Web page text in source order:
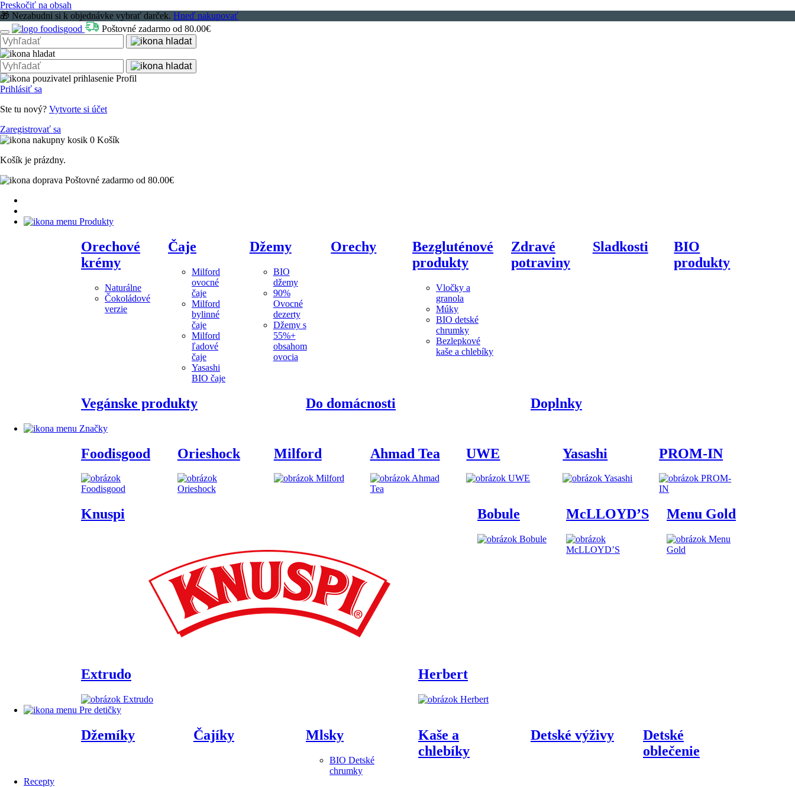
Preskočiť na obsah
🎁 Nezabudni si k objednávke vybrať darček. Hneď nakupovať
Poštovné zadarmo od 80.00€
Profil
Prihlásiť sa
Ste tu nový? Vytvorte si účet
Zaregistrovať sa
0 Košík
Košík je prázdny.
Poštovné zadarmo od 80.00€
Produkty
Orechové
krémy
Naturálne
Čokoládové
verzie
Čaje
Milford
ovocné
čaje
Milford
bylinné
čaje
Milford
ľadové
čaje
Yasashi
BIO čaje
Džemy
BIO
džemy
90%
Ovocné
dezerty
Džemy s
55%+
obsahom
ovocia
Orechy
Bezgluténové
produkty
Vločky a
granola
Múky
BIO detské
chrumky
Bezlepkové
kaše a chlebíky
Zdravé
potraviny
Sladkosti
BIO
produkty
Vegánske produkty Do domácnosti Doplnky
Značky
Foodisgood Orieshock Milford Ahmad Tea UWE Yasashi PROM-IN
Knuspi Bobule McLLOYD’S Menu Gold
Extrudo Herbert
Pre detičky
Džemíky Čajíky Mlsky
BIO Detské
chrumky
Kaše a
chlebíky
Detské výživy
Detské
oblečenie
Recepty